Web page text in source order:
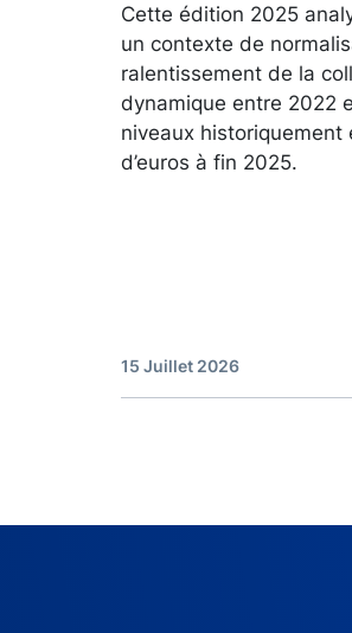
Cette édition 2025
un contexte de
ralentissement de la
dynamique entre 2022
niveaux
d’euros à fin 2025.
15 Juillet 2026